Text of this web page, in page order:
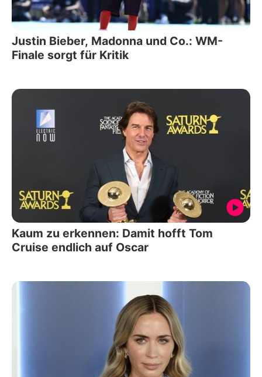
Justin Bieber, Madonna und Co.: WM-
Finale sorgt für Kritik
Kaum zu erkennen: Damit hofft Tom
Cruise endlich auf Oscar